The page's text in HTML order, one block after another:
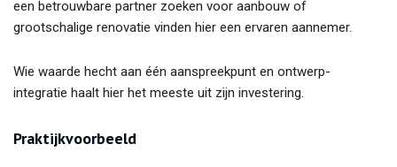
een betrouwbare partner zoeken voor aanbouw of
grootschalige renovatie vinden hier een ervaren aannemer.
Wie waarde hecht aan één aanspreekpunt en ontwerp-
integratie haalt hier het meeste uit zijn investering.
Praktijkvoorbeeld